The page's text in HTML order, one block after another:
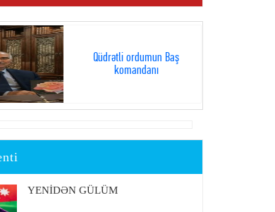
Qüdrətli ordumun Baş
komandanı
YENİDƏN GÜLÜM